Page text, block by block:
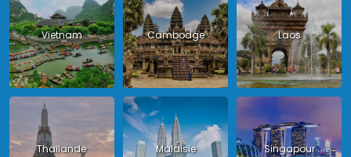
Vietnam Cambodge Laos
Thailande Malaisie Singapour